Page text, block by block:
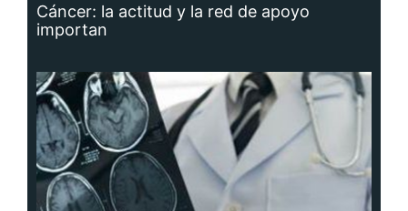
Cáncer: la actitud y la red de apoyo
importan